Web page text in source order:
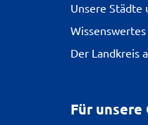
Unsere Städte
Der Landkreis
Für unsere